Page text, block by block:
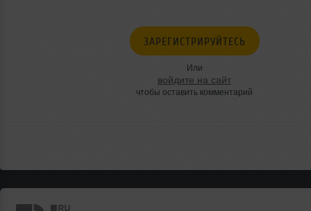
ЗАРЕГИСТРИРУЙТЕСЬ
Или
войдите на сайт
чтобы оставить комментарий